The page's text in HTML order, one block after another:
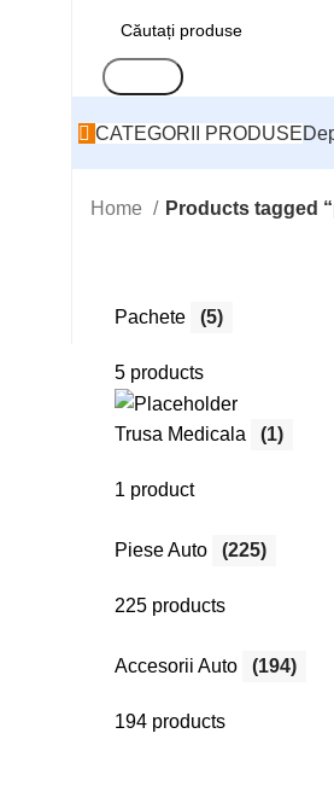
CATEGORII PRODUSE
Home Products tagged
Pachete (5)
5 products
Trusa Medicala (1)
1 product
Piese Auto (225)
225 products
Accesorii Auto (194)
194 products